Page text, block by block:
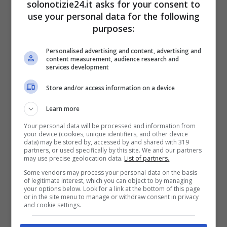
Gli auguri di Enrico
Mentana fanno il giro del
web
La notizia della sue nozze è rimbalzata da un
social all’altro, sino ad approdare si Twitter.
«Alessandra Sardoni si è sposata!! Com’è
possibile che questa donna riesca ad avere
una vita oltre La7, oltre Mentana??! Sempre
solonotizie24.it asks for your consent to
use your personal data for the following
purposes:
Personalised advertising and content, advertising and
content measurement, audience research and
services development
Store and/or access information on a device
Learn more
Your personal data will be processed and information from
your device (cookies, unique identifiers, and other device
data) may be stored by, accessed by and shared with 319
partners, or used specifically by this site. We and our partners
may use precise geolocation data. List of partners.
Some vendors may process your personal data on the basis
of legitimate interest, which you can object to by managing
your options below. Look for a link at the bottom of this page
or in the site menu to manage or withdraw consent in privacy
and cookie settings.